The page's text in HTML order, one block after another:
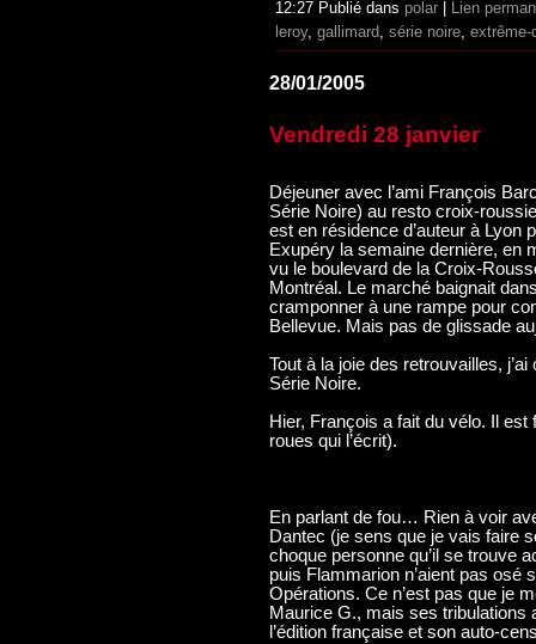
12:27 Publié dans polar | Lien
leroy, gallimard série noire extrême-
28/01/2005
Vendredi 28 janvier
Déjeuner avec l’ami François
Série Noire) au resto croix-
est en résidence d’auteur à Lyon
Exupéry la semaine dernière, en
vu le boulevard de la Croix-
Montréal. Le marché baignait
cramponner à une rampe pour
Bellevue. Mais pas de glissade
Tout à la joie des retrouvailles,
Série Noire.
Hier, François a fait du vélo. Il
roues qui l’écrit).
En parlant de fou… Rien à voir
Dantec (je sens que je vais faire
choque personne qu’il se trouve
puis Flammarion n’aient pas osé
Opérations. Ce n’est pas que je
Maurice G., mais ses tribulations
l’édition française et son auto-